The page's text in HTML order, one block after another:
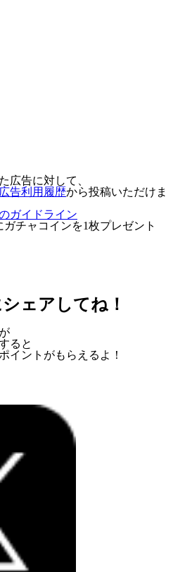
広告に対して、
広告利用履歴から投稿いただけま
ガイドライン
ガチャコインを1枚プレゼント
ェアしてね！
ると
イント がもらえるよ！